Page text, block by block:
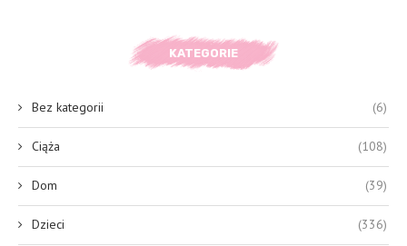
KATEGORIE
Bez kategorii (6)
Ciąża (108)
Dom (39)
Dzieci (336)